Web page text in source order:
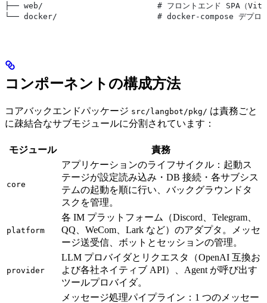
├── web/                        # フロントエンド SPA（Vite
└── docker/                     # docker-compose デプロイ
コンポーネントの構成方法
コアバックエンドパッケージ src/langbot/pkg/ は責務ごと
に疎結合なサブモジュールに分割されています：
モジュール 責務
core
アプリケーションのライフサイクル：起動ス
テージが設定読み込み・DB 接続・各サブシス
テムの起動を順に行い、バックグラウンドタ
スクを管理。
platform
各 IM プラットフォーム（Discord、Telegram、
QQ、WeCom、Lark など）のアダプタ。メッセ
ージ送受信、ボットとセッションの管理。
provider
LLM プロバイダとリクエスタ（OpenAI 互換お
よび各社ネイティブ API）、Agent が呼び出す
ツールプロバイダ。
メッセージ処理パイプライン：1 つのメッセー